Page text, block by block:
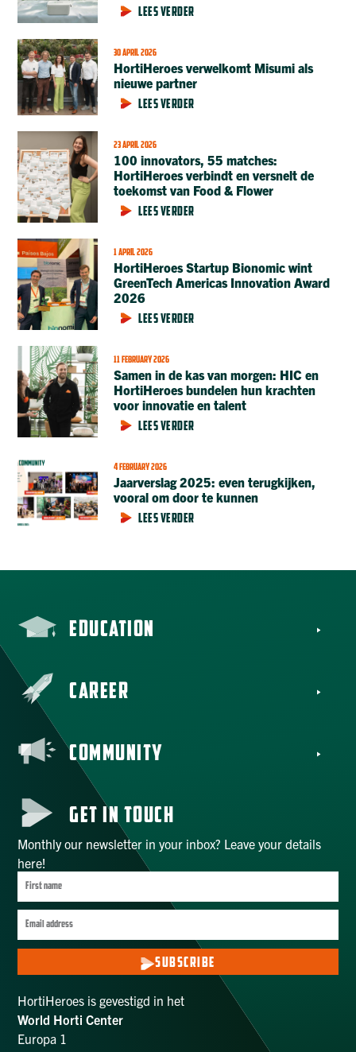
LEES VERDER
30 APRIL 2026
HortiHeroes verwelkomt Misumi als
nieuwe partner
LEES VERDER
23 APRIL 2026
100 innovators, 55 matches:
HortiHeroes verbindt en versnelt de
toekomst van Food & Flower
LEES VERDER
1 APRIL 2026
HortiHeroes Startup Bionomic wint
GreenTech Americas Innovation Award
2026
LEES VERDER
11 FEBRUARY 2026
Samen in de kas van morgen: HIC en
HortiHeroes bundelen hun krachten
voor innovatie en talent
LEES VERDER
4 FEBRUARY 2026
Jaarverslag 2025: even terugkijken,
vooral om door te kunnen
LEES VERDER
EDUCATION
CAREER
COMMUNITY
GET IN TOUCH
Monthly our newsletter in your inbox? Leave your details
here!
SUBSCRIBE
HortiHeroes is gevestigd in het
World Horti Center
Europa 1